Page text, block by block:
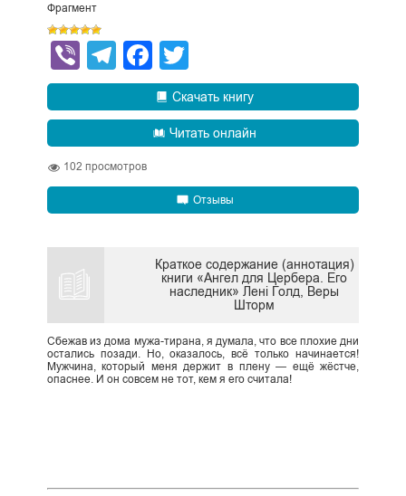
Фрагмент
ViberTelegram
Facebook
Скачать книгу
Читать онлайн
102 просмотров
Отзывы
Краткое содержание (аннотация)
книги «Ангел для Цербера. Его
наследник» Лені Голд, Веры
Шторм
Сбежав из дома мужа-тирана, я думала, что все плохие дни
остались позади. Но, оказалось, всё только начинается!
Мужчина, который меня держит в плену — ещё жёстче,
опаснее. И он совсем не тот, кем я его считала!